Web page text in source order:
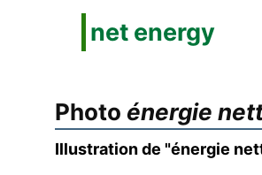
net energy
Photo énergie
Illustration de "énergie